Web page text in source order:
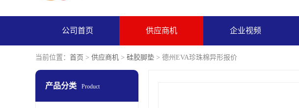
公司首页 供应商机 企业视频
当前位置： 首页 > 供应商机 > 硅胶脚垫 > 德州EVA珍珠棉异形报价
产品分类 Product